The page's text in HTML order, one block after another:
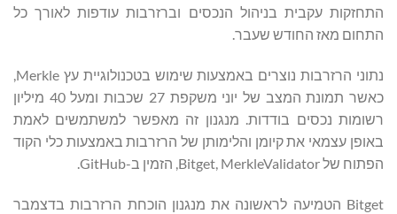
התחזקות עקבית בניהול הנכסים וברזרבות עודפות לאורך כל
התחום מאז החודש שעבר.
נתוני הרזרבות נוצרים באמצעות שימוש בטכנולוגיית עץ Merkle,
כאשר תמונת המצב של יוני משקפת 27 שכבות ומעל 40 מיליון
רשומות נכסים בודדות. מנגנון זה מאפשר למשתמשים לאמת
באופן עצמאי את קיומן והלימותן של הרזרבות באמצעות כלי הקוד
הפתוח של Bitget, MerkleValidator, הזמין ב-GitHub.
Bitget הטמיעה לראשונה את מנגנון הוכחת הרזרבות בדצמבר